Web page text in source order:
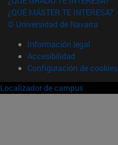
¿QUÉ MÁSTER TE INTERESA?
© Universidad de Navarra
Información legal
Accesibilidad
Configuración de cookies
Localizador de campus